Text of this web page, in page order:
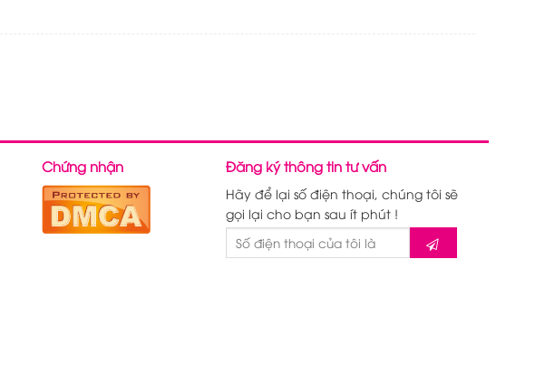
Chứng nhận Đăng ký thông tin tư vấn
Hãy để lại số điện thoại, chúng tôi sẽ
gọi lại cho bạn sau ít phút !